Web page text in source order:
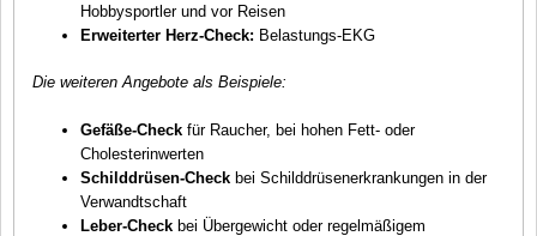
Hobbysportler und vor Reisen
Erweiterter Herz-Check: Belastungs-EKG
Die weiteren Angebote als Beispiele:
Gefäße-Checkfür Raucher, bei hohen Fett- oder
Cholesterinwerten
Schilddrüsen-Checkbei Schilddrüsenerkrankungen in der
Verwandtschaft
Leber-Checkbei Übergewicht oder regelmäßigem